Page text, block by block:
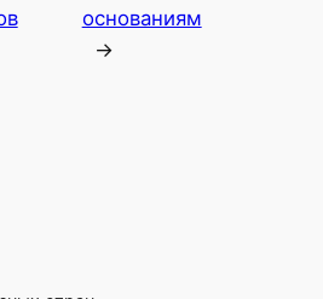
основаниям
→